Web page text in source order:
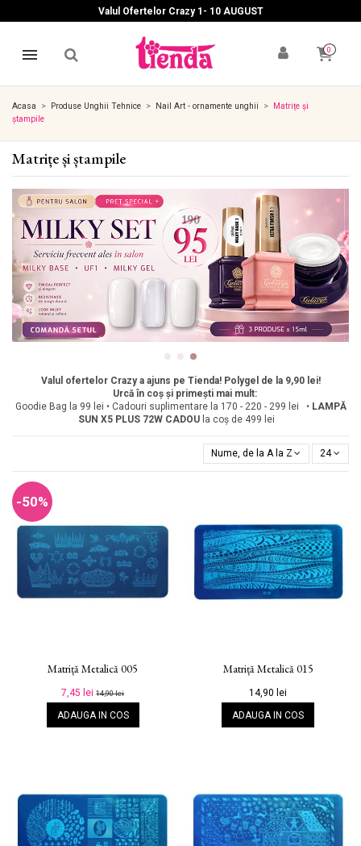
Valul Ofertelor Crazy 1- 10 AUGUST
0
Acasa Produse Unghii Tehnice Nail Art - ornamente unghii
Matrițe și
ștampile
Matrițe și ștampile
Valul ofertelor Crazy a ajuns pe Tienda! Polygel de la 9,90 lei!
Urcă în coș și primești mai mult:
Goodie Bag la 99 lei • Cadouri suplimentare la 170 - 220 - 299 lei • LAMPĂ
SUN X5 PLUS 72W CADOU la coș de 499 lei
Nume, de la A la Z 24
-50%
Matriță Metalică 005
7,45 lei14,90 lei
ADAUGA IN COS
Matriță Metalică 015
14,90 lei
ADAUGA IN COS